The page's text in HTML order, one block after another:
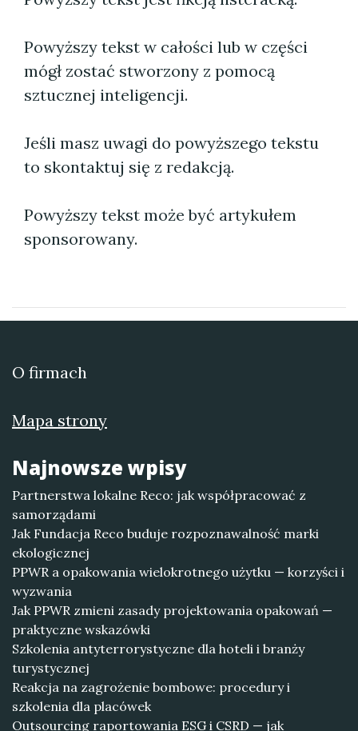
Powyższy tekst w całości lub w części
mógł zostać stworzony z pomocą
sztucznej inteligencji.
Jeśli masz uwagi do powyższego tekstu
to skontaktuj się z redakcją.
Powyższy tekst może być artykułem
sponsorowany.
O firmach
Mapa strony
Najnowsze wpisy
Partnerstwa lokalne Reco: jak współpracować z
samorządami
Jak Fundacja Reco buduje rozpoznawalność marki
ekologicznej
PPWR a opakowania wielokrotnego użytku — korzyści i
wyzwania
Jak PPWR zmieni zasady projektowania opakowań —
praktyczne wskazówki
Szkolenia antyterrorystyczne dla hoteli i branży
turystycznej
Reakcja na zagrożenie bombowe: procedury i
szkolenia dla placówek
Outsourcing raportowania ESG i CSRD — jak